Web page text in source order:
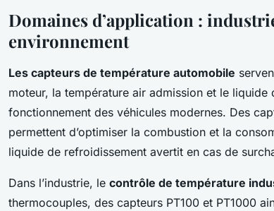
Domaines d’application :
environnement
Les capteurs de température automobile
moteur, la température air admission et le
fonctionnement des véhicules modernes. Des
permettent d’optimiser la combustion et la
liquide de refroidissement avertit en cas de
Dans l’industrie, le contrôle de température
thermocouples, des capteurs PT100 et PT1000